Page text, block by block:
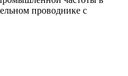
проводнике с